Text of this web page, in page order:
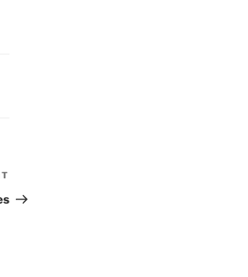
suivant